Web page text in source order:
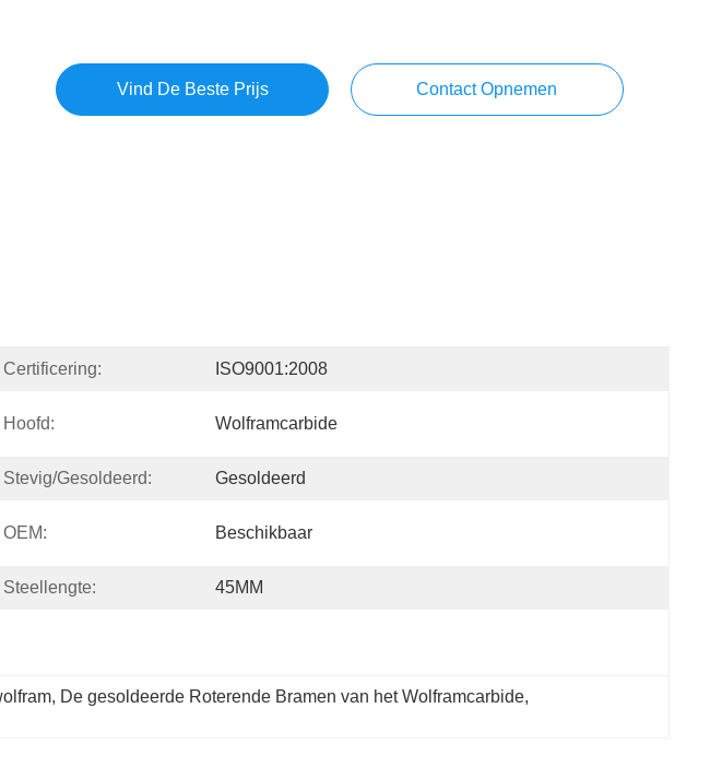
Vind De Beste Prijs Contact Opnemen
Certificering: ISO9001:2008
Hoofd: Wolframcarbide
Stevig/Gesoldeerd: Gesoldeerd
OEM: Beschikbaar
Steellengte: 45MM
, De gesoldeerde Roterende Bramen van het Wolframcarbide,